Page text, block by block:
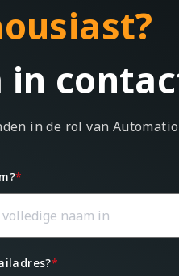
in
in de rol van
*
*